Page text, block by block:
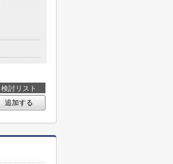
検討リスト
追加する